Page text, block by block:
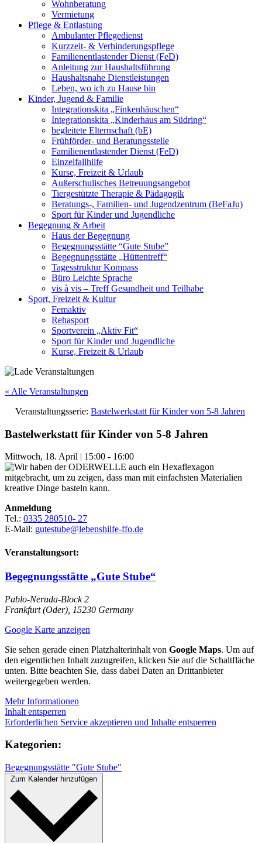
Wohnberatung
Vermietung
Pflege & Entlastung
Ambulanter Pflegedienst
Kurzzeit- & Verhinderungspflege
Familienentlastender Dienst (FeD)
Anleitung zur Haushaltsführung
Haushaltsnahe Dienstleistungen
Leben, wo ich zu Hause bin
Kinder, Jugend & Familie
Integrationskita „Finkenhäuschen“
Integrationskita „Kinderhaus am Südring“
begleitete Elternschaft (bE)
Frühförder- und Beratungsstelle
Familienentlastender Dienst (FeD)
Einzelfallhilfe
Kurse, Freizeit & Urlaub
Außerschulisches Betreuungsangebot
Tiergestützte Therapie & Pädagogik
Beratungs-, Familien- und Jugendzentrum (BeFaJu)
Sport für Kinder und Jugendliche
Begegnung & Arbeit
Haus der Begegnung
Begegnungsstätte “Gute Stube”
Begegnungsstätte „Hüttentreff“
Tagesstruktur Kompass
Büro Leichte Sprache
vis à vis – Treff Gesundheit und Teilhabe
Sport, Freizeit & Kultur
Femaktiv
Rehasport
Sportverein „Aktiv Fit“
Sport für Kinder und Jugendliche
Kurse, Freizeit & Urlaub
« Alle Veranstaltungen
Veranstaltungsserie: Bastelwerkstatt für Kinder von 5-8 Jahren
Bastelwerkstatt für Kinder von 5-8 Jahren
Mittwoch, 18. April | 15:00 - 16:00
Anmeldung
Tel.: 0335 280510- 27
E-Mail: gutestube@lebenshilfe-ffo.de
Veranstaltungsort:
Begegnungsstätte „Gute Stube“
Pablo-Neruda-Block 2
Frankfurt (Oder) 15230 Germany
Google Karte anzeigen
Sie sehen gerade einen Platzhalterinhalt von Google Maps. Um auf
den eigentlichen Inhalt zuzugreifen, klicken Sie auf die Schaltfläche
unten. Bitte beachten Sie, dass dabei Daten an Drittanbieter
weitergegeben werden.
Mehr Informationen
Inhalt entsperren
Erforderlichen Service akzeptieren und Inhalte entsperren
Kategorien:
Begegnungsstätte "Gute Stube"